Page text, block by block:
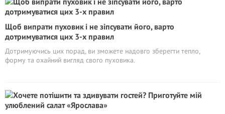
Щоб випрати пуховик і не зіпсувати його, варто
дотримуватися цих 3-х правил
Дотримуючись цих порад, ви зможете надовго зберегти тепло,
форму та охайний вигляд свого пуховика.